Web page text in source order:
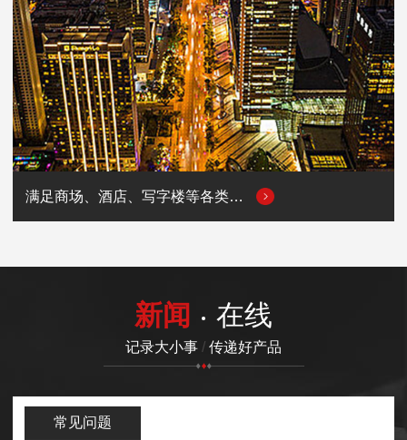
满足商场、酒店、写字楼等各类商业场所的用电需求
新闻 在线
记录大小事 / 传递好产品
常见问题